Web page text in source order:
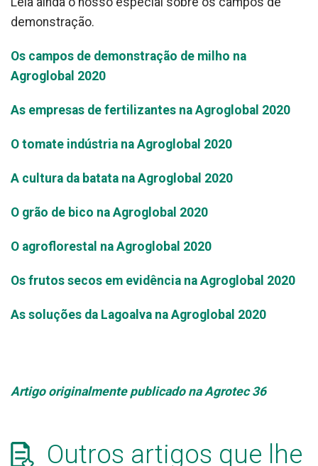
demonstração.
Os campos de demonstração de milho na
Agroglobal 2020
As empresas de fertilizantes na Agroglobal 2020
O tomate indústria na Agroglobal 2020
A cultura da batata na Agroglobal 2020
O grão de bico na Agroglobal 2020
O agroflorestal na Agroglobal 2020
Os frutos secos em evidência na Agroglobal 2020
As soluções da Lagoalva na Agroglobal 2020
Artigo originalmente publicado na Agrotec 36
Outros artigos que lhe